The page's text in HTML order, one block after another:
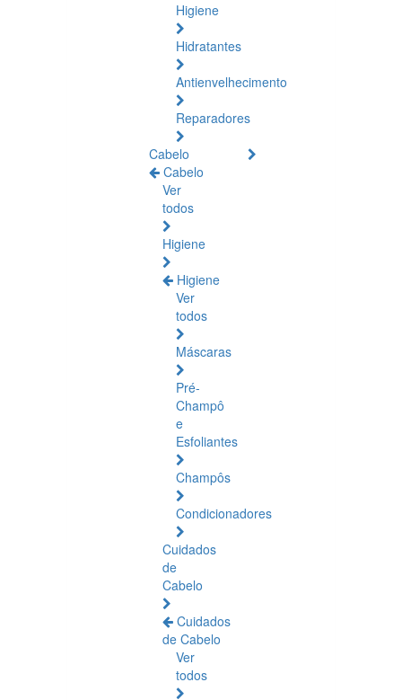
Higiene
Hidratantes
Antienvelhecimento
Reparadores
Cabelo
Cabelo
Ver
todos
Higiene
Higiene
Ver
todos
Máscaras
Pré-
Champô
e
Esfoliantes
Champôs
Condicionadores
Cuidados
de
Cabelo
Cuidados
de Cabelo
Ver
todos